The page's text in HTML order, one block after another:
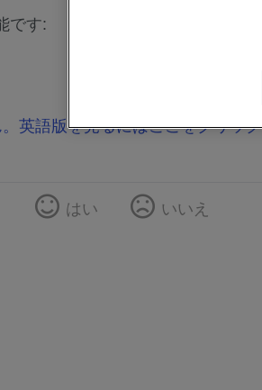
英語版を見るにはここをクリッ
はい いいえ